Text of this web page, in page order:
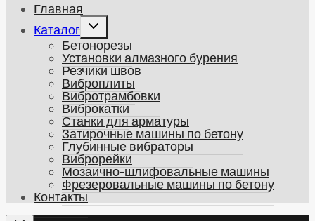
Главная
Каталог
Развернуть
дочернее
меню
Бетонорезы
Установки алмазного бурения
Резчики швов
Виброплиты
Вибротрамбовки
Виброкатки
Станки для арматуры
Затирочные машины по бетону
Глубинные вибраторы
Виброрейки
Мозаично-шлифовальные машины
Фрезеровальные машины по бетону
Контакты